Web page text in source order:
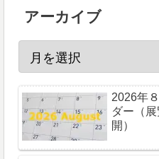
アーカイブ
2026年
ダー（
開）